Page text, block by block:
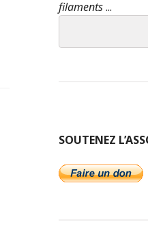
filaments...
SOUTENEZ